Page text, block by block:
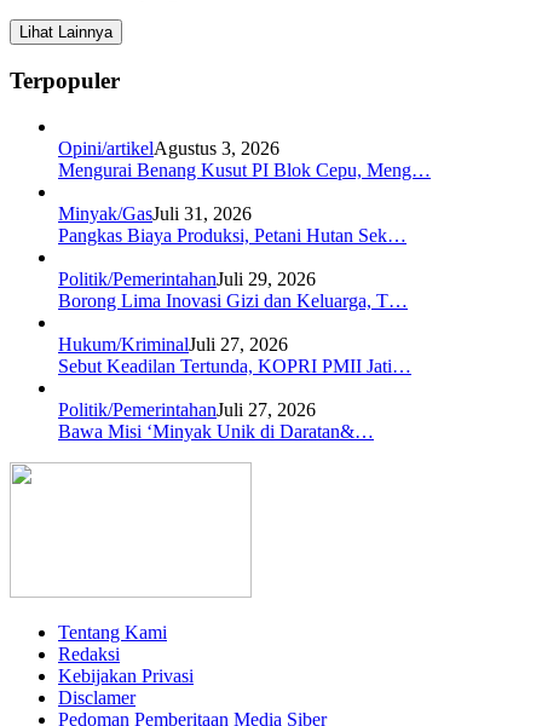
Lihat Lainnya
Terpopuler
Opini/artikelAgustus 3, 2026
Mengurai Benang Kusut PI Blok Cepu, Meng…
Minyak/GasJuli 31, 2026
Pangkas Biaya Produksi, Petani Hutan Sek…
Politik/PemerintahanJuli 29, 2026
Borong Lima Inovasi Gizi dan Keluarga, T…
Hukum/KriminalJuli 27, 2026
Sebut Keadilan Tertunda, KOPRI PMII Jati…
Politik/PemerintahanJuli 27, 2026
Bawa Misi ‘Minyak Unik di Daratan&…
Tentang Kami
Redaksi
Kebijakan Privasi
Disclamer
Pedoman Pemberitaan Media Siber